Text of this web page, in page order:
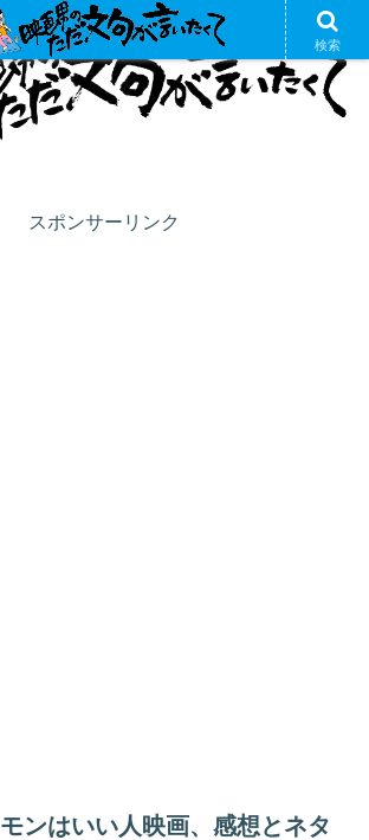
スポンサーリンク
ンはいい人映画、感想とネタ
検索